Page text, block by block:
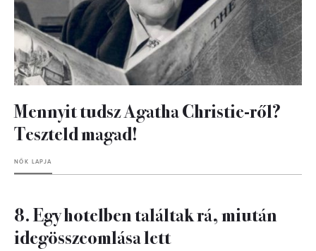
Mennyit tudsz Agatha Christie-ről?
Teszteld magad!
NŐK LAPJA
8. Egy hotelben találtak rá, miután
idegösszeomlása lett